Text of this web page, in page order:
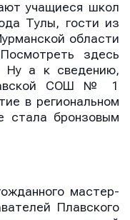
учащиеся школ
Тулы, гости из
области
здесь
Ну а к сведению,
СОШ № 1
в региональном
стала бронзовым
мастер-
Плавского